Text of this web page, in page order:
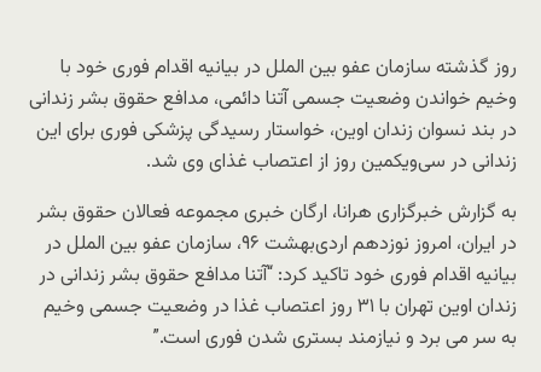
روز گذشته سازمان عفو بین الملل در بیانیه اقدام فوری خود با
وخیم خواندن وضعیت جسمی آتنا دائمی، مدافع حقوق بشر زندانی
در بند نسوان زندان اوین، خواستار رسیدگی پزشکی فوری برای این
زندانی در سی‌ویکمین روز از اعتصاب غذای وی شد.
به گزارش خبرگزاری هرانا، ارگان خبری مجموعه فعالان حقوق بشر
در ایران، امروز نوزدهم اردی‌بهشت ۹۶، سازمان عفو بین الملل در
بیانیه اقدام فوری خود تاکید کرد: “آتنا مدافع حقوق بشر زندانی در
زندان اوین تهران با ۳۱ روز اعتصاب غذا در وضعیت جسمی وخیم
به سر می برد و نیازمند بستری شدن فوری است.”